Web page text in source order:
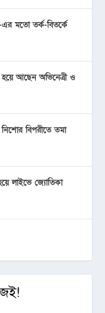
এর মতো তর্ক-বিতর্কে
হয়ে আছেন অভিনেত্রী ও
বিপরীতে তমা
লাইভে জ্যোতিকা